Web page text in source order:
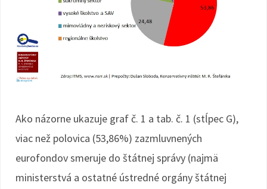
Ako názorne ukazuje graf č. 1 a tab. č. 1 (stĺpec G),
viac než polovica (53,86%) zazmluvnených
eurofondov smeruje do štátnej správy (najmä
ministerstvá a ostatné ústredné orgány štátnej